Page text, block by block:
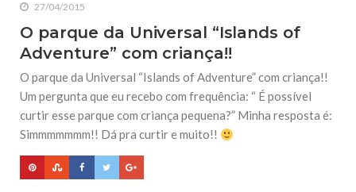
27/04/2015
O parque da Universal “Islands of
Adventure” com criança!!
O parque da Universal “Islands of Adventure” com criança!!
Um pergunta que eu recebo com frequência: “ É possível
curtir esse parque com criança pequena?” Minha resposta é:
Simmmmmmm!! Dá pra curtir e muito!!